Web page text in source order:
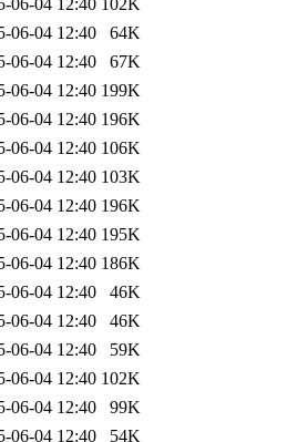
06-04 12:40 102K
06-04 12:40
64K
06-04 12:40
67K
06-04 12:40 199K
06-04 12:40 196K
06-04 12:40 106K
06-04 12:40 103K
06-04 12:40 196K
06-04 12:40 195K
06-04 12:40 186K
06-04 12:40
46K
06-04 12:40
46K
06-04 12:40
59K
06-04 12:40 102K
06-04 12:40
99K
06-04 12:40
54K